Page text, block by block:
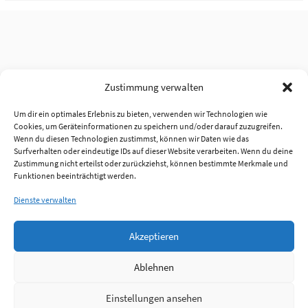
Zustimmung verwalten
Um dir ein optimales Erlebnis zu bieten, verwenden wir Technologien wie
Cookies, um Geräteinformationen zu speichern und/oder darauf zuzugreifen.
Wenn du diesen Technologien zustimmst, können wir Daten wie das
Surfverhalten oder eindeutige IDs auf dieser Website verarbeiten. Wenn du deine
Zustimmung nicht erteilst oder zurückziehst, können bestimmte Merkmale und
Funktionen beeinträchtigt werden.
Dienste verwalten
Akzeptieren
Ablehnen
Einstellungen ansehen
Anmelden